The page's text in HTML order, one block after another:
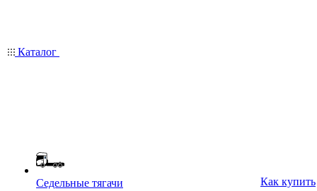
Каталог
Седельные тягачи
Как купить